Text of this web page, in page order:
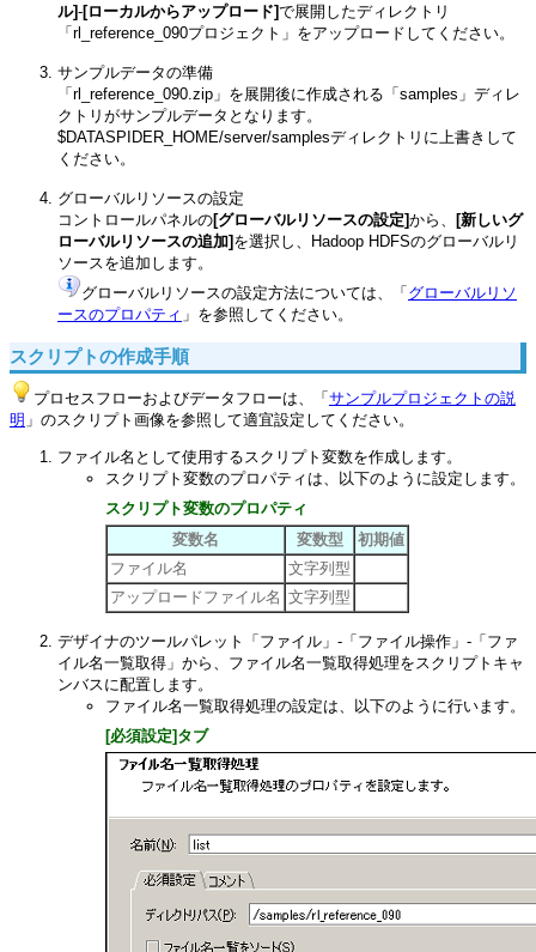
ル]-[ローカルからアップロード]で展開したディレクトリ
「rl_reference_090プロジェクト」をアップロードしてください。
サンプルデータの準備
「rl_reference_090.zip」を展開後に作成される「samples」ディレ
クトリがサンプルデータとなります。
$DATASPIDER_HOME/server/samplesディレクトリに上書きして
ください。
グローバルリソースの設定
コントロールパネルの[グローバルリソースの設定]から、
[新しいグ
ローバルリソースの追加] を選択し、Hadoop HDFSのグローバルリ
ソースを追加します。
グローバルリソースの設定方法については、「 グローバルリソ
ースのプロパティ 」を参照してください。
スクリプトの作成手順
プロセスフローおよびデータフローは、「 サンプルプロジェクトの説
明 」のスクリプト画像を参照して適宜設定してください。
ファイル名として使用するスクリプト変数を作成します。
スクリプト変数のプロパティは、以下のように設定します。
スクリプト変数のプロパティ
変数名
変数型
初期値
ファイル名
文字列型
アップロードファイル名 文字列型
デザイナのツールパレット「ファイル」-「ファイル操作」-「ファ
イル名一覧取得」から、ファイル名一覧取得処理をスクリプトキャ
ンバスに配置します。
ファイル名一覧取得処理の設定は、以下のように行います。
[必須設定]タブ